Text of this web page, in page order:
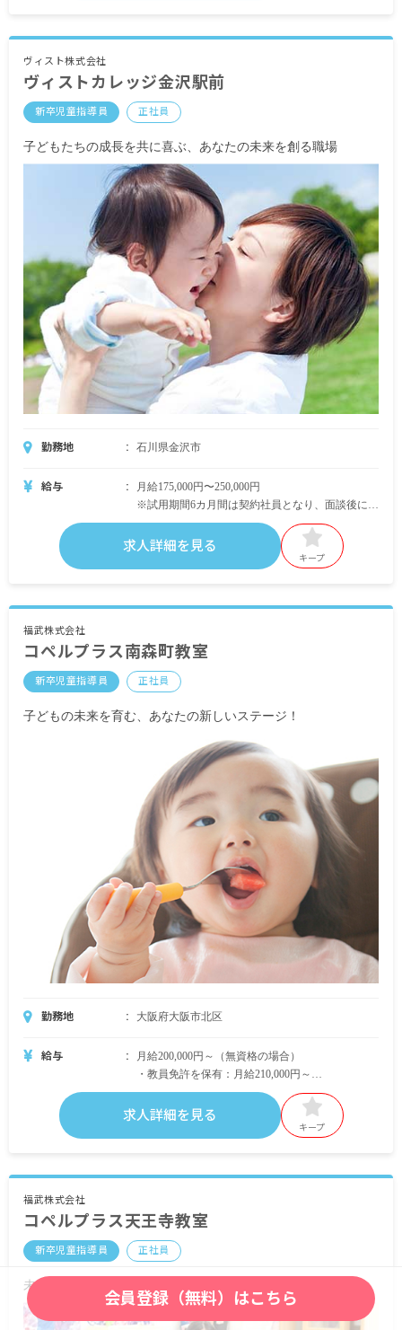
賞与年2回（12・3月）※業績に応じる
■入社2年目(24歳/未婚) 児童指導員
・社歴に関係なくスキルを身につけることで、拠
点のリーダー的ポジションになれます。
・自分の「やりたい！」を形にして、支援力アッ
プにも目標達成にも貢献します。
・経験を積むことで、支援の管理者(児童発達支援
管理責任者)を目指せます。
■入社4年目(27歳/既婚)、新店舗準備リーダー
月給:278,000円(基本給263,000円+子育て支援手当
10,000円+通勤手当5,000円)
・新しい店舗の物件探し、仲間集め(採用活動)の
中心的存在となれます。
・地域へサービスを届けるため、斬新なアイディ
アを提案し実行できます。
ヴィスト株式会社
ヴィストカレッジ金沢駅前
新卒児童指導員 正社員
子どもたちの成長を共に喜ぶ、あなたの未来を創る職場
勤務地 石川県金沢市
給与
月給175,000円〜250,000円
※試用期間6カ月間は契約社員となり、面談後に正
社員登用となります。（正社員登用率96％、希望
者は原則正社員登用されます）
※残業代は上記に含まず、別途支給
賞与年2回（12・3月）※業績に応じる
■入社2年目(24歳/未婚) 児童指導員
・社歴に関係なくスキルを身につけることで、拠
点のリーダー的ポジションになれます。
・自分の「やりたい！」を形にして、支援力アッ
プにも目標達成にも貢献します。
・経験を積むことで、支援の管理者(児童発達支援
管理責任者)を目指せます。
■入社4年目(27歳/既婚)、新店舗準備リーダー
月給:278,000円(基本給263,000円+子育て支援手当
10,000円+通勤手当5,000円)
・新しい店舗の物件探し、仲間集め(採用活動)の
中心的存在となれます。
・地域へサービスを届けるため、斬新なアイディ
アを提案し実行できます。
求人詳細を見る
キープ
福武株式会社
コペルプラス南森町教室
新卒児童指導員 正社員
子どもの未来を育む、あなたの新しいステージ！
勤務地 大阪府大阪市北区
給与
月給200,000円～（無資格の場合）
・教員免許を保有：月給210,000円～
・保育士資格を保有：月給240,000円～
・その他の資格保有：月給205,000円～210,000円よ
～16,900円を含みます（超過分別途支給）
・別途支給手当
昇給年1回（教室の実績により支給）
賞与年2回（教室の実績により支給）
求人詳細を見る
キープ
福武株式会社
コペルプラス天王寺教室
新卒児童指導員 正社員
未来を育む場所で、あなたの可能性を広げよう！
会員登録（無料）はこちら